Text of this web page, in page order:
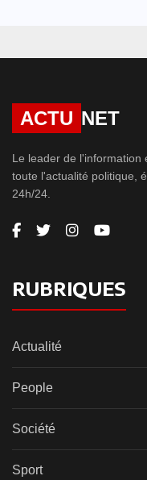
ACTU NET
Le leader de l'information
toute l'actualité politique,
24h/24.
RUBRIQUES
Actualité
People
Société
Sport